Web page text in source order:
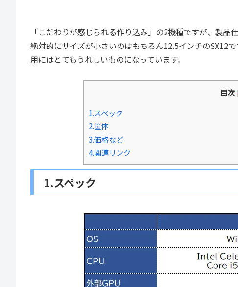
「こだわりが感じられる作り込み」の2機種ですが、製
絶対的にサイズが小さいのはもちろん12.5インチのSX12
用にはとてもうれしいものになっています。
目次
1.スペック
2.筐体
3.価格など
4.関連リンク
1.スペック